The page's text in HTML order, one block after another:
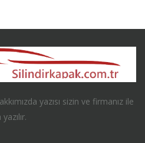
yazısı sizin ve firmanız ile